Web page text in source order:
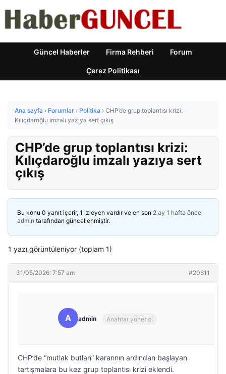
Güncel Haberler Firma Rehberi Forum
Çerez Politikası
Ana sayfa › Forumlar › Politika › CHP’de grup toplantısı krizi:
Kılıçdaroğlu imzalı yazıya sert çıkış
CHP’de grup toplantısı krizi:
Kılıçdaroğlu imzalı yazıya sert
çıkış
Bu konu 0 yanıt içerir, 1 izleyen vardır ve en son 2 ay 1 hafta önce
admin tarafından güncellenmiştir.
1 yazı görüntüleniyor (toplam 1)
31/05/2026: 7:57 am #20611
A admin Anahtar yönetici
CHP’de “mutlak butlan” kararının ardından başlayan
tartışmalara bu kez grup toplantısı krizi eklendi.